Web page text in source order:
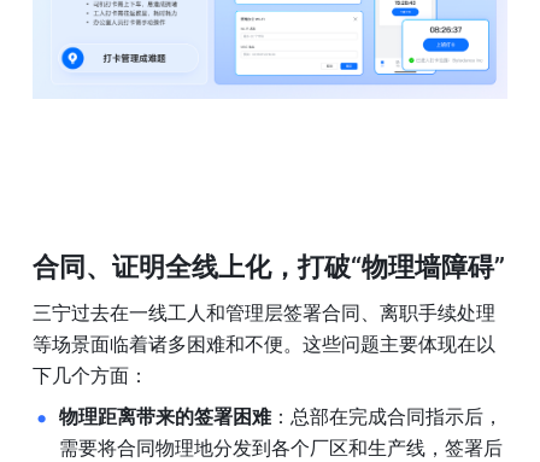
合同、证明全线上化，打破“物理墙障碍”
三宁过去在一线工人和管理层签署合同、离职手续处理
等场景面临着诸多困难和不便。这些问题主要体现在以
下几个方面：
物理距离带来的签署困难：总部在完成合同指示后，
需要将合同物理地分发到各个厂区和生产线，签署后